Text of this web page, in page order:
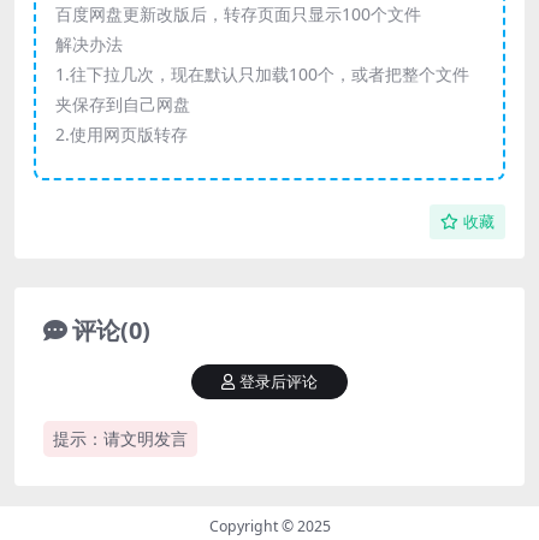
百度网盘更新改版后，转存页面只显示100个文件
解决办法
1.往下拉几次，现在默认只加载100个，或者把整个文件
夹保存到自己网盘
2.使用网页版转存
收藏
评论(0)
提示：请文明发言
登录后评论
Copyright © 2025